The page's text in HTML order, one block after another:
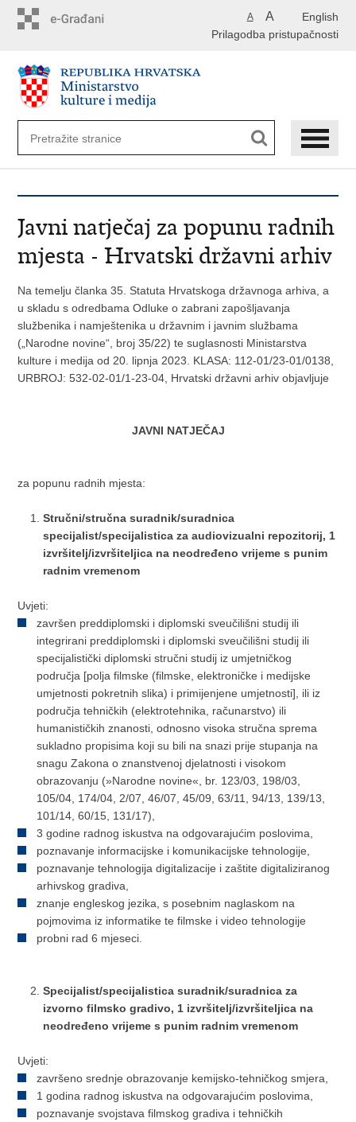
English
A A
Prilagodba pristupačnosti
Javni natječaj za popunu radnih
mjesta - Hrvatski državni arhiv
Na temelju članka 35. Statuta Hrvatskoga državnoga arhiva, a
u skladu s odredbama Odluke o zabrani zapošljavanja
službenika i namještenika u državnim i javnim službama
(„Narodne novine“, broj 35/22) te suglasnosti Ministarstva
kulture i medija od 20. lipnja 2023. KLASA: 112-01/23-01/0138,
URBROJ: 532-02-01/1-23-04, Hrvatski državni arhiv objavljuje
JAVNI NATJEČAJ
za popunu radnih mjesta:
Stručni/stručna suradnik/suradnica
specijalist/specijalistica za audiovizualni repozitorij, 1
izvršitelj/izvršiteljica na neodređeno vrijeme s punim
radnim vremenom
Uvjeti:
završen preddiplomski i diplomski sveučilišni studij ili
integrirani preddiplomski i diplomski sveučilišni studij ili
specijalistički diplomski stručni studij iz umjetničkog
područja [polja filmske (filmske, elektroničke i medijske
umjetnosti pokretnih slika) i primijenjene umjetnosti], ili iz
područja tehničkih (elektrotehnika, računarstvo) ili
humanističkih znanosti, odnosno visoka stručna sprema
sukladno propisima koji su bili na snazi prije stupanja na
snagu Zakona o znanstvenoj djelatnosti i visokom
obrazovanju (»Narodne novine«, br. 123/03, 198/03,
105/04, 174/04, 2/07, 46/07, 45/09, 63/11, 94/13, 139/13,
101/14, 60/15, 131/17),
3 godine radnog iskustva na odgovarajućim poslovima,
poznavanje informacijske i komunikacijske tehnologije,
poznavanje tehnologija digitalizacije i zaštite digitaliziranog
arhivskog gradiva,
znanje engleskog jezika, s posebnim naglaskom na
pojmovima iz informatike te filmske i video tehnologije
probni rad 6 mjeseci.
Specijalist/specijalistica suradnik/suradnica za
izvorno filmsko gradivo, 1 izvršitelj/izvršiteljica na
neodređeno vrijeme s punim radnim vremenom
Uvjeti:
završeno srednje obrazovanje kemijsko-tehničkog smjera,
1 godina radnog iskustva na odgovarajućim poslovima,
poznavanje svojstava filmskog gradiva i tehničkih